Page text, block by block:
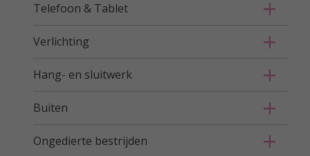
Telefoon & Tablet
Verlichting
Hang- en sluitwerk
Buiten
Ongedierte bestrijden